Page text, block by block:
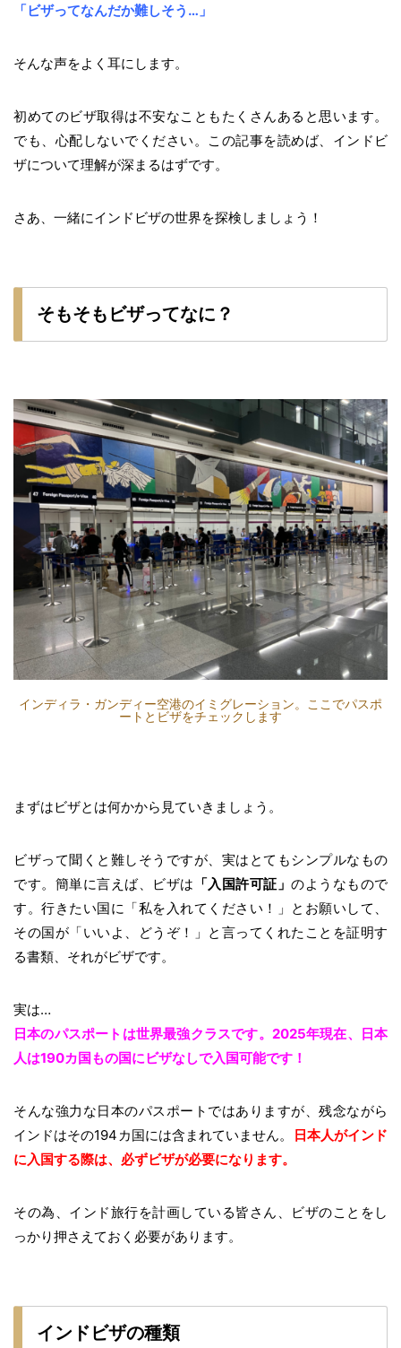
「ビザってなんだか難しそう…」
そんな声をよく耳にします。
初めてのビザ取得は不安なこともたくさんあると思います。
でも、心配しないでください。この記事を読めば、インドビ
ザについて理解が深まるはずです。
さあ、一緒にインドビザの世界を探検しましょう！
そもそもビザってなに？
インディラ・ガンディー空港のイミグレーション。ここでパスポ
ートとビザをチェックします
まずはビザとは何かから見ていきましょう。
ビザって聞くと難しそうですが、実はとてもシンプルなもの
です。簡単に言えば、ビザは 「入国許可証」 のようなもので
す。行きたい国に「私を入れてください！」とお願いして、
その国が「いいよ、どうぞ！」と言ってくれたことを証明す
る書類、それがビザです。
実は…
日本のパスポートは世界最強クラスです。2025年現在、日本
人は190カ国もの国にビザなしで入国可能です！
そんな強力な日本のパスポートではありますが、残念ながら
インドはその194カ国には含まれていません。
日本人がインド
に入国する際は、必ずビザが必要になります。
その為、インド旅行を計画している皆さん、ビザのことをし
っかり押さえておく必要があります。
インドビザの種類